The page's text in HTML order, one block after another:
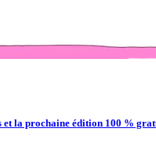
la prochaine édition 100 %